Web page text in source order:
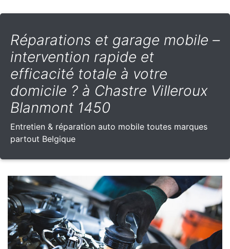
Réparations et garage mobile –
intervention rapide et
efficacité totale à votre
domicile ? à Chastre Villeroux
Blanmont 1450
Entretien & réparation auto mobile toutes marques
partout Belgique